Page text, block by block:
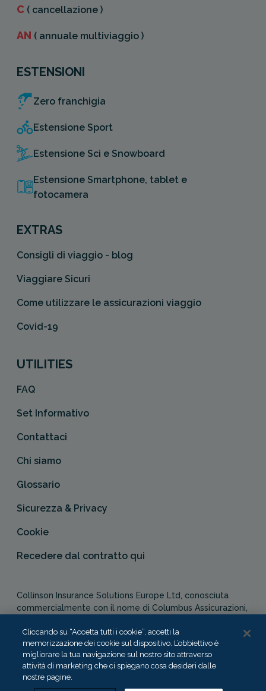
C ( cancellazione )
AN ( annuale multiviaggio )
ESTENSIONI
Zero franchigia
Estensione Sport
Estensione Sci e Snowboard
Estensione Smartphone, tablet e
fotocamera
EXTRAS
Consigli di viaggio - blog
Viaggiare Sicuri
Come utilizzare le assicurazioni viaggio
Covid-19
UTILITIES
FAQ
Set Informativo
Contattaci
Chi siamo
Glossario
Sicurezza & Privacy
Cookie
Recedere dal contratto qui
Collinson Insurance Solutions Europe Ltd, conosciuta
commercialmente con il nome di Columbus Assicurazioni,
Authority in qualità di agente assicurativo (Distribution Act
-Cap. 487). In Italia, Columbus Assicurazioni è soggetta
alla vigilanza dell’IVASS.
Cliccando su “Accetta tutti i cookie”, accetti la
memorizzazione dei cookie sul dispositivo. L’obbiettivo è
migliorare la tua navigazione sul nostro sito attraverso
attività di marketing che ci spiegano cosa desideri dalle
nostre pagine.